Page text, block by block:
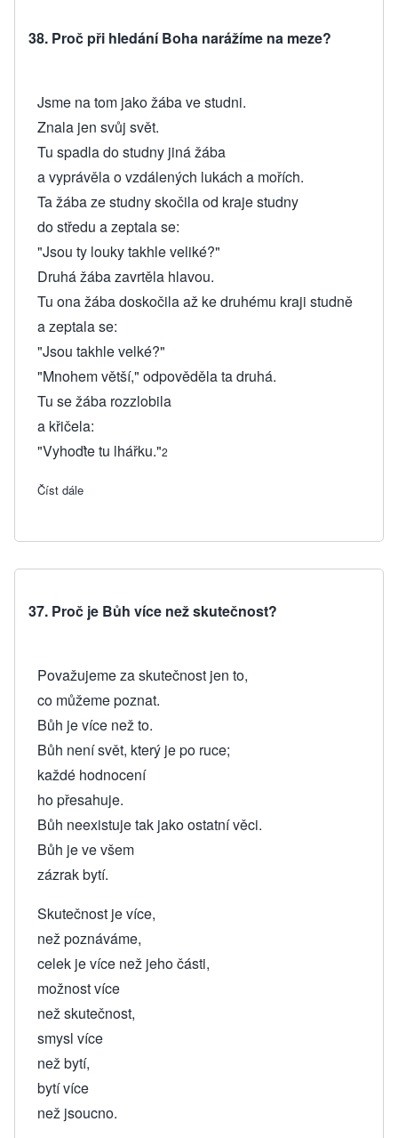
38. Proč při hledání Boha narážíme na meze?
Jsme na tom jako žába ve studni.
Znala jen svůj svět.
Tu spadla do studny jiná žába
a vyprávěla o vzdálených lukách a mořích.
Ta žába ze studny skočila od kraje studny
do středu a zeptala se:
"Jsou ty louky takhle veliké?"
Druhá žába zavrtěla hlavou.
Tu ona žába doskočila až ke druhému kraji studně
a zeptala se:
"Jsou takhle velké?"
"Mnohem větší," odpověděla ta druhá.
Tu se žába rozzlobila
a křičela:
"Vyhoďte tu lhářku."2
Číst dále
37. Proč je Bůh více než skutečnost?
Považujeme za skutečnost jen to,
co můžeme poznat.
Bůh je více než to.
Bůh není svět, který je po ruce;
každé hodnocení
ho přesahuje.
Bůh neexistuje tak jako ostatní věci.
Bůh je ve všem
zázrak bytí.
Skutečnost je více,
než poznáváme,
celek je více než jeho části,
možnost více
než skutečnost,
smysl více
než bytí,
bytí více
než jsoucno.